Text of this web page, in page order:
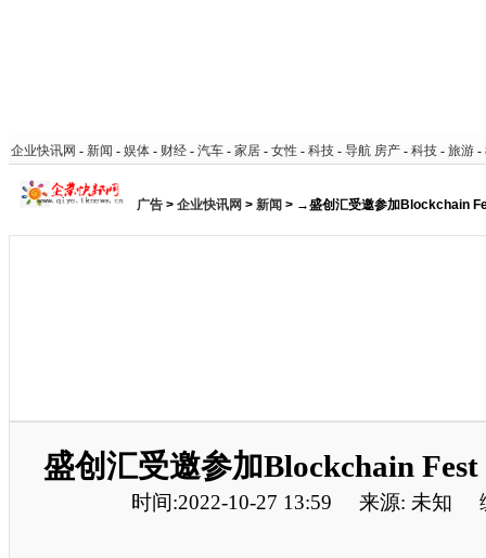
企业快讯网 - 新闻 - 娱体 - 财经 - 汽车 - 家居 - 女性 - 科技 - 导航 房产 - 科技 - 旅游 -
广告 > 企业快讯网 > 新闻 > →盛创汇受邀参加Blockchain
盛创汇受邀参加Blockchain
时间:2022-10-27 13:59 来源: 未知